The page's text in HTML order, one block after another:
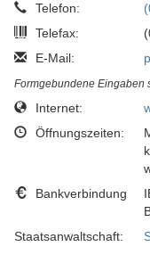
Telefon:
Telefax:
E-Mail:
Formgebundene Eingaben
Internet:
Öffnungszeiten:
Bankverbindung
Staatsanwaltschaft: